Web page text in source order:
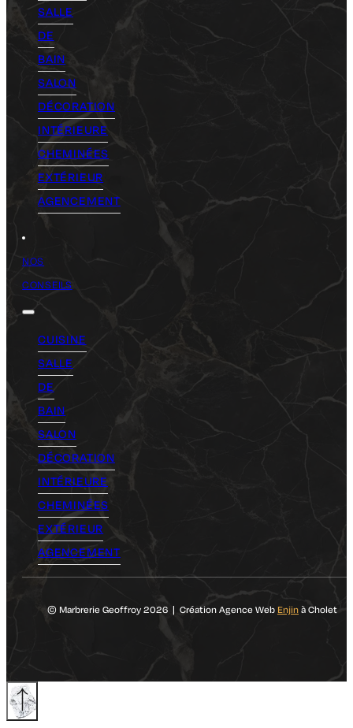
SALLE
DE
BAIN
SALON
DÉCORATION
INTÉRIEURE
CHEMINÉES
EXTÉRIEUR
AGENCEMENT
NOS
CONSEILS
CUISINE
SALLE
DE
BAIN
SALON
DÉCORATION
INTÉRIEURE
CHEMINÉES
EXTÉRIEUR
AGENCEMENT
© Marbrerie Geoffroy 2026 | Création Agence Web Enjin à Cholet